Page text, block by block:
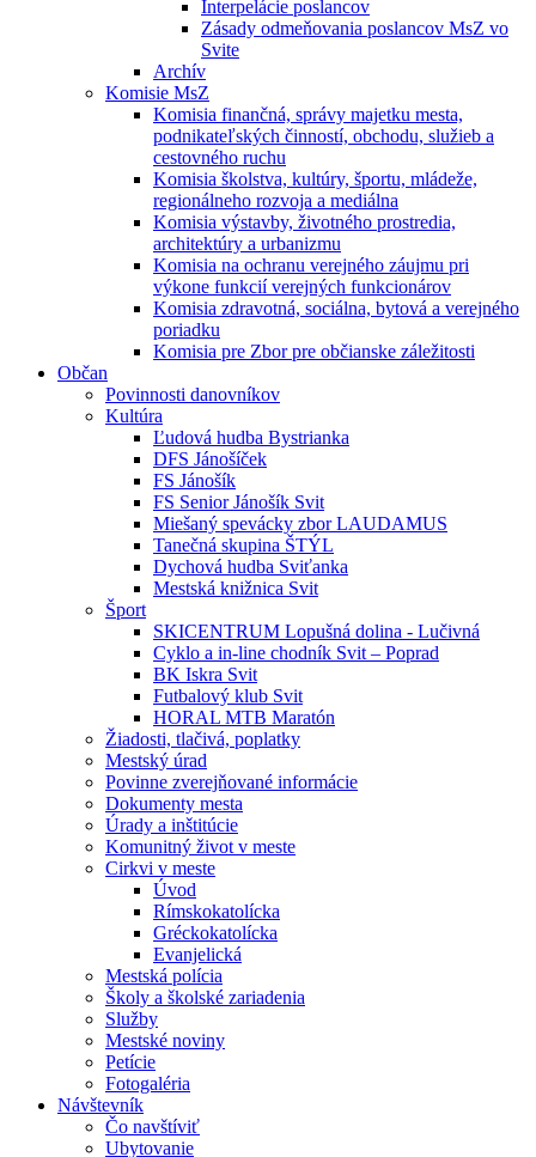
Interpelácie poslancov
Zásady odmeňovania poslancov MsZ vo
Svite
Archív
Komisie MsZ
Komisia finančná, správy majetku mesta,
podnikateľských činností, obchodu, služieb a
cestovného ruchu
Komisia školstva, kultúry, športu, mládeže,
regionálneho rozvoja a mediálna
Komisia výstavby, životného prostredia,
architektúry a urbanizmu
Komisia na ochranu verejného záujmu pri
výkone funkcií verejných funkcionárov
Komisia zdravotná, sociálna, bytová a verejného
poriadku
Komisia pre Zbor pre občianske záležitosti
Občan
Povinnosti danovníkov
Kultúra
Ľudová hudba Bystrianka
DFS Jánošíček
FS Jánošík
FS Senior Jánošík Svit
Miešaný spevácky zbor LAUDAMUS
Tanečná skupina ŠTÝL
Dychová hudba Sviťanka
Mestská knižnica Svit
Šport
SKICENTRUM Lopušná dolina - Lučivná
Cyklo a in-line chodník Svit – Poprad
BK Iskra Svit
Futbalový klub Svit
HORAL MTB Maratón
Žiadosti, tlačivá, poplatky
Mestský úrad
Povinne zverejňované informácie
Dokumenty mesta
Úrady a inštitúcie
Komunitný život v meste
Cirkvi v meste
Úvod
Rímskokatolícka
Gréckokatolícka
Evanjelická
Mestská polícia
Školy a školské zariadenia
Služby
Mestské noviny
Petície
Fotogaléria
Návštevník
Čo navštíviť
Ubytovanie